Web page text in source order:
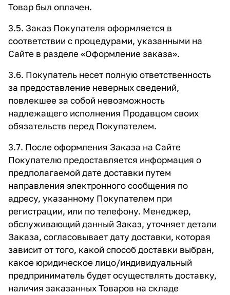
Товар был оплачен.
3.5. Заказ Покупателя оформляется в
соответствии с процедурами, указанными на
Сайте в разделе «Оформление заказа».
3.6. Покупатель несет полную ответственность
за предоставление неверных сведений,
повлекшее за собой невозможность
надлежащего исполнения Продавцом своих
обязательств перед Покупателем.
3.7. После оформления Заказа на Сайте
Покупателю предоставляется информация о
предполагаемой дате доставки путем
направления электронного сообщения по
адресу, указанному Покупателем при
регистрации, или по телефону. Менеджер,
обслуживающий данный Заказ, уточняет детали
Заказа, согласовывает дату доставки, которая
зависит от того, какой способ доставки выбран,
какое юридическое лицо/индивидуальный
предприниматель будет осуществлять доставку,
наличия заказанных Товаров на складе